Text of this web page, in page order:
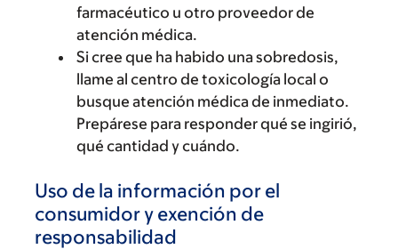
farmacéutico u otro proveedor de
atención médica.
Si cree que ha habido una sobredosis,
llame al centro de toxicología local o
busque atención médica de inmediato.
Prepárese para responder qué se ingirió,
qué cantidad y cuándo.
Uso de la información por el
consumidor y exención de
responsabilidad